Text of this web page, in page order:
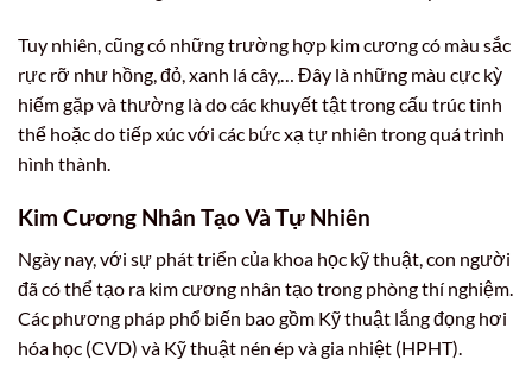
Tuy nhiên, cũng có những trường hợp kim cương có màu sắc
rực rỡ như hồng, đỏ, xanh lá cây,… Đây là những màu cực kỳ
hiếm gặp và thường là do các khuyết tật trong cấu trúc tinh
thể hoặc do tiếp xúc với các bức xạ tự nhiên trong quá trình
hình thành.
Kim Cương Nhân Tạo Và Tự Nhiên
Ngày nay, với sự phát triển của khoa học kỹ thuật, con người
đã có thể tạo ra kim cương nhân tạo trong phòng thí nghiệm.
Các phương pháp phổ biến bao gồm Kỹ thuật lắng đọng hơi
hóa học (CVD) và Kỹ thuật nén ép và gia nhiệt (HPHT).